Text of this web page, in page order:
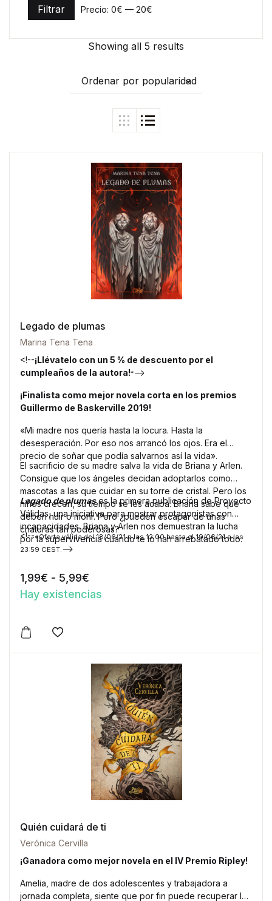
Showing all 5 results
Ordenar por popularidad
Legado de plumas
Marina Tena Tena
<!--¡Llévatelo con un 5 % de descuento por el
cumpleaños de la autora!*-->
¡Finalista como mejor novela corta en los premios
Guillermo de Baskerville 2019!
«Mi madre nos quería hasta la locura. Hasta la
desesperación. Por eso nos arrancó los ojos. Era el
precio de soñar que podía salvarnos así la vida».
El sacrificio de su madre salva la vida de Briana y Arlen.
Consigue que los ángeles decidan adoptarlos como
mascotas a las que cuidar en su torre de cristal. Pero los
niños crecen, su tiempo se les acaba. Briana sabe que
deben huir o morir. Pero ¿pueden escapar de unas
criaturas tan poderosas?
Legado de plumases la primera publicación de Proyecto
Válidas, una iniciativa para mostrar protagonistas con
incapacidades. Briana y Arlen nos demuestran la lucha
por la supervivencia cuando te lo han arrebatado todo.
<!--*Oferta válida del 18/06/21 a las 12:00 hasta el 19/06/21 a las
23:59 CEST. -->
1,99€ - 5,99€
Hay existencias
Este producto tiene múltiples variantes. Las
Añadir a la lista de deseos
Quién cuidará de ti
Verónica Cervilla
¡Ganadora como mejor novela en el IV Premio Ripley!
Amelia, madre de dos adolescentes y trabajadora a
jornada completa, siente que por fin puede recuperar las
Precio mínimo
Precio máximo
Filtrar Precio: 0€ — 20€